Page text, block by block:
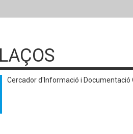
Cercador d'Informació i Documentació